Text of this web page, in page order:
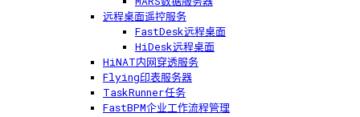
远程桌面遥控服务
FastDesk远程桌面
HiDesk远程桌面
HiNAT内网穿透服务
Flying印表服务器
TaskRunner任务
FastBPM企业工作流程管理